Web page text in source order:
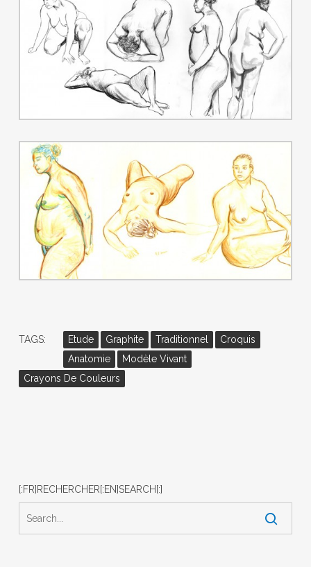
TAGS: Etude Graphite Traditionnel
Croquis
Anatomie
Modèle Vivant
Crayons De Couleurs
[:FR]RECHERCHER[:EN]SEARCH[:]